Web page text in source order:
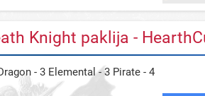
Knight paklija -
- 3 Elemental - 3 Pirate - 4